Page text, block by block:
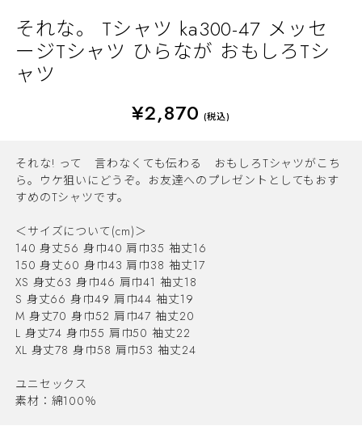
それな。 Tシャツ ka300-47 メッセ
ージTシャツ ひらなが おもしろTシ
ャツ
¥2,870 (税込)
それな! って 言わなくても伝わる おもしろTシャツがこち
ら。ウケ狙いにどうぞ。お友達へのプレゼントとしてもおす
すめのTシャツです。
＜サイズについて(cm)＞
140 身丈56 身巾40 肩巾35 袖丈16
150 身丈60 身巾43 肩巾38 袖丈17
XS 身丈63 身巾46 肩巾41 袖丈18
S 身丈66 身巾49 肩巾44 袖丈19
M 身丈70 身巾52 肩巾47 袖丈20
L 身丈74 身巾55 肩巾50 袖丈22
XL 身丈78 身巾58 肩巾53 袖丈24
ユニセックス
素材：綿100％